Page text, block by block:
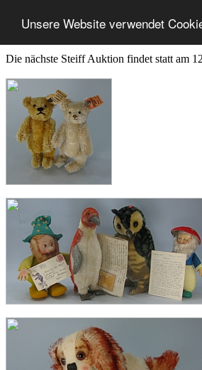
Unsere Website verwendet
Die nächste Steiff Auktion findet statt am